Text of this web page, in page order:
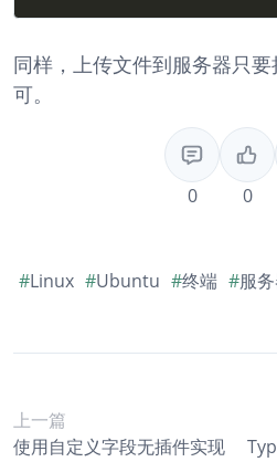
同样，上传文件到服务器只
可。
0 0
#Linux #Ubuntu #终端 #服
上一篇
使用自定义字段无插件实现